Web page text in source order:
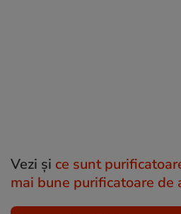
Vezi şi ce sunt
mai bune purificatoare de